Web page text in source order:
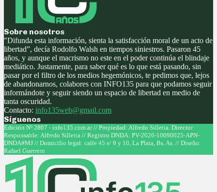
Sobre nosotros
"Difunda esta información, sienta la satisfacción moral de un acto de
libertad”, decía Rodolfo Walsh en tiempos siniestros. Pasaron 45
años, y aunque el macrismo no este en el poder continúa el blindaje
mediático. Justamente, para saber qué es lo que está pasando, sin
pasar por el filtro de los medios hegemónicos, te pedimos que, lejos
de abandonarnos, colabores con INFO135 para que podamos seguir
informándote y seguir siendo un espacio de libertad en medio de
tanta oscuridad.
Contacto: info135web@gmail.com
Síguenos
Facebook
Twitter
Instagram
Youtube
Edición Nº 2807 - info135.com.ar // Propiedad: Alfredo Silletta. Director
Responsable: Alfredo Silletta // Registro DNDA: PV-2026-10090025-APN-
DNDA#MJ // Domicilio legal: calle 45 e/ 9 y 10, La Plata, Bs. As. // Diseño:
Rafael Guerrero